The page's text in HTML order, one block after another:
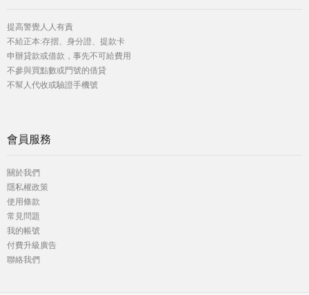
提高警覺人人有責
不給正本:存摺、身分證、提款卡
申辦貸款或借款，事先不可給費用
不參與買點數或門號的借貸
不幫人代收或驗證手機號
會員服務
關於我們
隱私權政策
使用條款
常見問題
我的帳號
付費升級廣告
聯絡我們